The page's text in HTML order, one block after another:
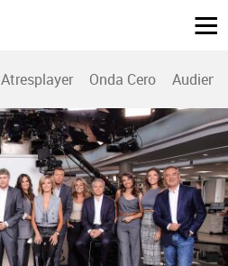
Atresplayer Onda Cero